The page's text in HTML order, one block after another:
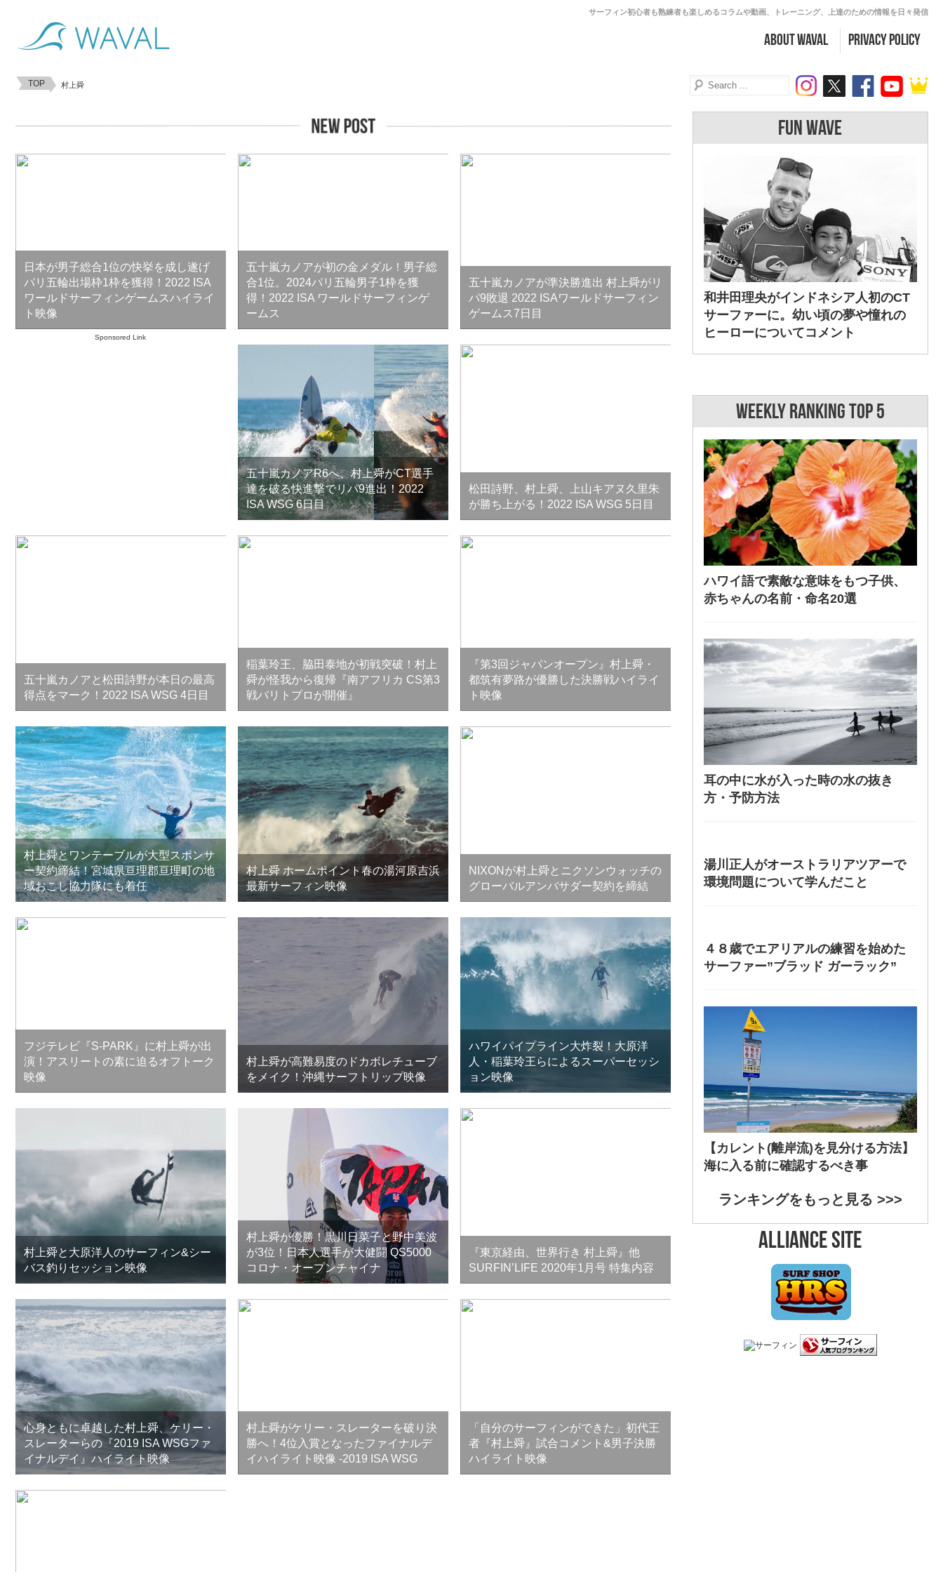
サーフィン初心者も熟練者も楽しめるコラムや動画、トレーニング、上達のための情報を日々発信
about WAVAL PRIVACY POLICY
TOP 村上舜
日本が男子総合1位の快挙を成し遂げ
パリ五輪出場枠1枠を獲得！2022 ISA
ワールドサーフィンゲームスハイライ
ト映像
五十嵐カノアが初の金メダル！男子総
合1位。2024パリ五輪男子1枠を獲
得！2022 ISA ワールドサーフィンゲ
ームス
五十嵐カノアが準決勝進出 村上舜がリ
パ9敗退 2022 ISAワールドサーフィン
ゲームス7日目
五十嵐カノアR6へ、村上舜がCT選手
達を破る快進撃でリパ9進出！2022
ISA WSG 6日目
松田詩野、村上舜、上山キアヌ久里朱
が勝ち上がる！2022 ISA WSG 5日目
五十嵐カノアと松田詩野が本日の最高
得点をマーク！2022 ISA WSG 4日目
稲葉玲王、脇田泰地が初戦突破！村上
舜が怪我から復帰『南アフリカ CS第3
戦バリトプロが開催』
『第3回ジャパンオープン』村上舜・
都筑有夢路が優勝した決勝戦ハイライ
ト映像
村上舜とワンテーブルが大型スポンサ
ー契約締結！宮城県亘理郡亘理町の地
域おこし協力隊にも着任
村上舜 ホームポイント春の湯河原吉浜
最新サーフィン映像
NIXONが村上舜とニクソンウォッチの
グローバルアンバサダー契約を締結
フジテレビ『S-PARK』に村上舜が出
演！アスリートの素に迫るオフトーク
映像
村上舜が高難易度のドカボレチューブ
をメイク！沖縄サーフトリップ映像
ハワイパイプライン大炸裂！大原洋
人・稲葉玲王らによるスーパーセッシ
ョン映像
村上舜と大原洋人のサーフィン&シー
バス釣りセッション映像
村上舜が優勝！黒川日菜子と野中美波
が3位！日本人選手が大健闘 QS5000
コロナ・オープンチャイナ
『東京経由、世界行き 村上舜』他
SURFIN’LIFE 2020年1月号 特集内容
心身ともに卓越した村上舜、ケリー・
スレーターらの『2019 ISA WSGファ
イナルデイ』ハイライト映像
村上舜がケリー・スレーターを破り決
勝へ！4位入賞となったファイナルデ
イハイライト映像 -2019 ISA WSG
「自分のサーフィンができた」初代王
者『村上舜』試合コメント&男子決勝
ハイライト映像
Sponsored Link
FUN WAVE
和井田理央がインドネシア人初のCT
サーファーに。幼い頃の夢や憧れの
ヒーローについてコメント
WEEKLY RANKING TOP 5
ハワイ語で素敵な意味をもつ子供、
赤ちゃんの名前・命名20選
耳の中に水が入った時の水の抜き
方・予防方法
湯川正人がオーストラリアツアーで
環境問題について学んだこと
４８歳でエアリアルの練習を始めた
サーファー”ブラッド ガーラック”
【カレント(離岸流)を見分ける方法】
海に入る前に確認するべき事
ランキングをもっと見る >>>
ALLIANCE SITE